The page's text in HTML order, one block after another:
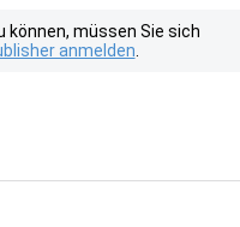
müssen Sie sich
anmelden